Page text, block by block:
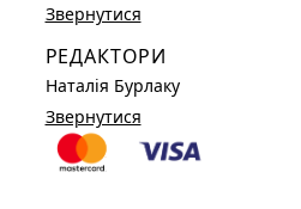
Звернутися
РЕДАКТОРИ
Наталія Бурлаку
Звернутися